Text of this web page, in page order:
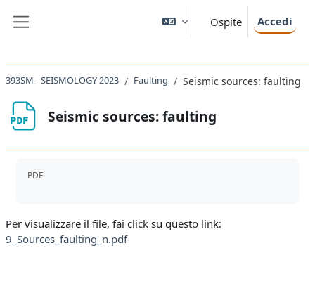
Ospite Accedi
393SM - SEISMOLOGY 2023 Faulting Seismic sources: faulting
Seismic sources: faulting
PDF
Per visualizzare il file, fai click su questo link:
9_Sources_faulting_n.pdf